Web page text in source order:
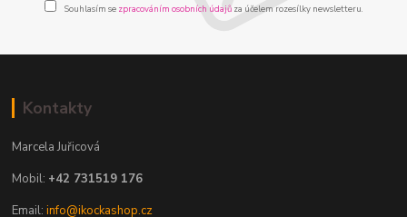
Souhlasím se zpracováním osobních údajůza účelem rozesílky newsletteru.
Kontakty
Marcela Juřicová
Mobil: +42 731519 176
Email:info@ikockashop.cz